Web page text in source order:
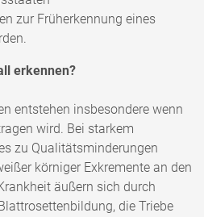
zur Früherkennung eines
erkennen?
entstehen insbesondere wenn
wird. Bei starkem
zu Qualitätsminderungen
körniger Exkremente an den
äußern sich durch
die Triebe